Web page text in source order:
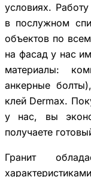
условиях.
в послужном
объектов по
на фасад у нас
материалы:
анкерные
клей Dermax.
у нас, вы
получаете
Гранит